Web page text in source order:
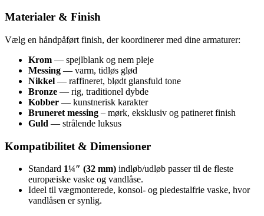
Materialer & Finish
Vælg en håndpåført finish, der koordinerer med dine armaturer:
Krom — spejlblank og nem pleje
Messing — varm, tidløs glød
Nikkel — raffineret, blødt glansfuld tone
Bronze — rig, traditionel dybde
Kobber — kunstnerisk karakter
Bruneret messing – mørk, eksklusiv og patineret finish
Guld — strålende luksus
Kompatibilitet & Dimensioner
Standard 1¼″ (32 mm) indløb/udløb passer til de fleste
europæiske vaske og vandlåse.
Ideel til vægmonterede, konsol- og piedestalfrie vaske, hvor
vandlåsen er synlig.